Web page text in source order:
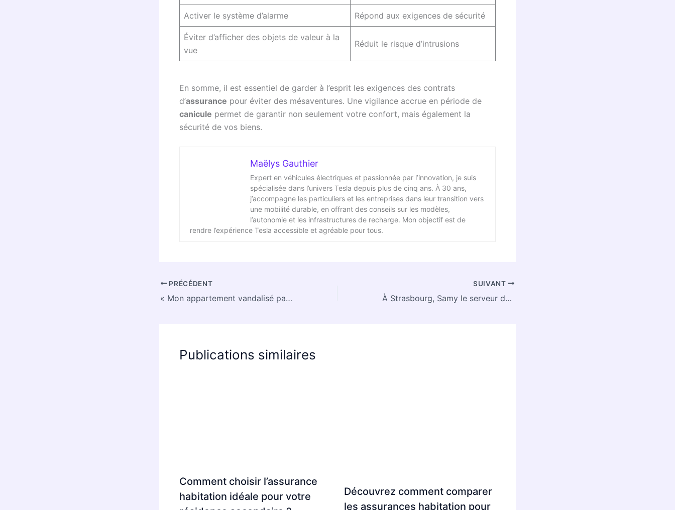
Activer le système d’alarme Répond aux exigences de sécurité
Éviter d’afficher des objets de valeur à la
vue
Réduit le risque d’intrusions
En somme, il est essentiel de garder à l’esprit les exigences des contrats
d’assurance pour éviter des mésaventures. Une vigilance accrue en période de
canicule permet de garantir non seulement votre confort, mais également la
sécurité de vos biens.
Maëlys Gauthier
Expert en véhicules électriques et passionnée par l’innovation, je suis
spécialisée dans l’univers Tesla depuis plus de cinq ans. À 30 ans,
j’accompagne les particuliers et les entreprises dans leur transition vers
une mobilité durable, en offrant des conseils sur les modèles,
l’autonomie et les infrastructures de recharge. Mon objectif est de
rendre l’expérience Tesla accessible et agréable pour tous.
PRÉCÉDENT
« Mon appartement vandalisé par des excréments : quelles sont les responsabilités pour couvrir les réparations ? »
SUIVANT
À Strasbourg, Samy le serveur détaille ses comptes avec un salaire net mensuel de 1 760 €
Publications similaires
Comment choisir l’assurance
habitation idéale pour votre
Découvrez comment comparer
les assurances habitation pour